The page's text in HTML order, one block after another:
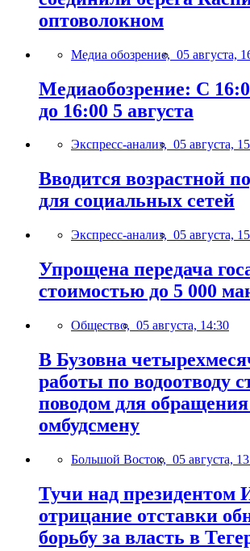
оптоволокном
Медиа обозрение, 05 августа,
Медиаобозрение: С
до 16:00 5 августа
Экспресс-анализ, 05 августа,
Вводится возрастной
для социальных сетей
Экспресс-анализ, 05 августа,
Упрощена передача
стоимостью до 5 000
Общество, 05 августа, 14:30
В Бузовна
работы по водоотводу
поводом для
омбудсмену
Большой Восток, 05 августа,
Тучи над президентом
отрицание отставки
борьбу за власть в